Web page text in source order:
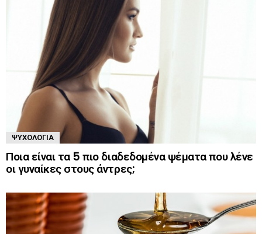
ΨΥΧΟΛΟΓΊΑ
Ποια είναι τα 5 πιο διαδεδομένα ψέματα που λένε
οι γυναίκες στους άντρες;